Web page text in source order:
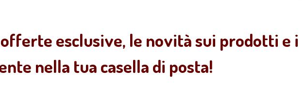
esclusive, le novità sui prodotti e i
nella tua casella di posta!